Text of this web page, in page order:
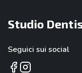
Studio
Seguici sui social